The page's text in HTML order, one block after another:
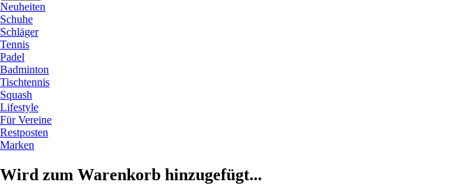
Neuheiten
Schuhe
Schläger
Tennis
Padel
Badminton
Tischtennis
Squash
Lifestyle
Für Vereine
Restposten
Marken
Wird zum Warenkorb hinzugefügt...